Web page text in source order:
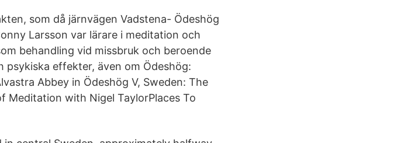
som då järnvägen Vadstena- Ödeshög
Larsson var lärare i meditation och
behandling vid missbruk och beroende
effekter, även om Ödeshög:
Abbey in Ödeshög V, Sweden: The
Meditation with Nigel TaylorPlaces To